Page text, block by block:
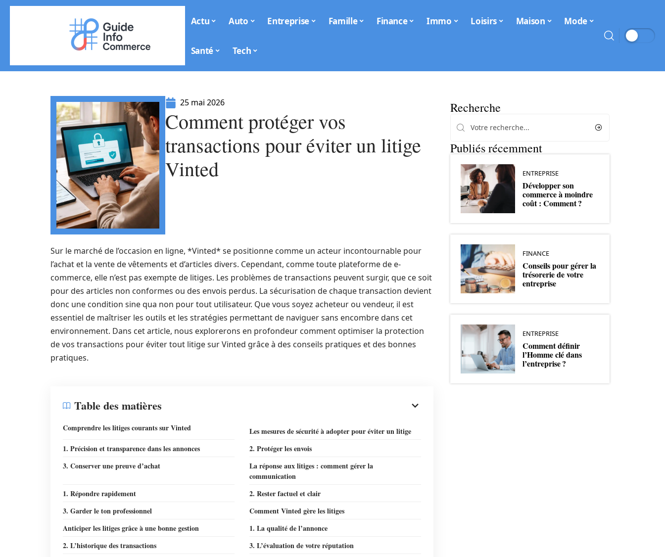
Actu Auto Entreprise Famille Finance Immo Loisirs Maison Mode
Santé Tech
25 mai 2026
Comment protéger vos
transactions pour éviter un litige
Vinted
Sur le marché de l’occasion en ligne, *Vinted* se positionne comme un acteur incontournable pour
l’achat et la vente de vêtements et d’articles divers. Cependant, comme toute plateforme de e-
commerce, elle n’est pas exempte de litiges. Les problèmes de transactions peuvent surgir, que ce soit
pour des articles non conformes ou des envois perdus. La sécurisation de chaque transaction devient
donc une condition sine qua non pour tout utilisateur. Que vous soyez acheteur ou vendeur, il est
essentiel de maîtriser les outils et les stratégies permettant de naviguer sans encombre dans cet
environnement. Dans cet article, nous explorerons en profondeur comment optimiser la protection
de vos transactions pour éviter tout litige sur Vinted grâce à des conseils pratiques et des bonnes
pratiques.
Table des matières
Comprendre les litiges courants sur Vinted
Les mesures de sécurité à adopter pour éviter un litige
1. Précision et transparence dans les annonces
2. Protéger les envois
3. Conserver une preuve d’achat
La réponse aux litiges : comment gérer la
communication
1. Répondre rapidement
2. Rester factuel et clair
3. Garder le ton professionnel
Comment Vinted gère les litiges
Anticiper les litiges grâce à une bonne gestion
1. La qualité de l’annonce
2. L’historique des transactions
3. L’évaluation de votre réputation
Recherche
Publiés récemment
ENTREPRISE
Développer son
commerce à moindre
coût : Comment ?
FINANCE
Conseils pour gérer la
trésorerie de votre
entreprise
ENTREPRISE
Comment définir
l’Homme clé dans
l’entreprise ?